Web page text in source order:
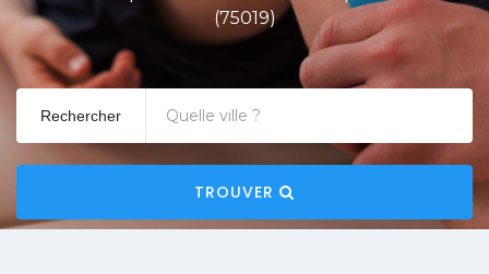
(75019)
Rechercher
TROUVER